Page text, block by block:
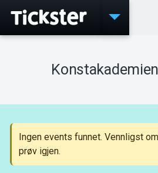
Events
Ingen events funnet. Vennligst
prøv igjen.